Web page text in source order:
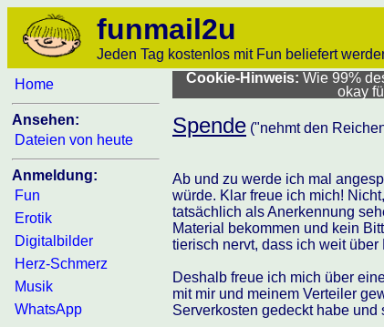
funmail2u
Jeden Tag kostenlos mit Fun beliefert
Home
Ansehen:
Dateien von heute
Anmeldung:
Fun
Erotik
Digitalbilder
Herz-Schmerz
Musik
WhatsApp
Cookie-Hinweis: Wie 99%
okay
Spende ("nehmt den
Ab und zu werde ich mal
würde. Klar freue ich mich!
tatsächlich als Anerkennung
Material bekommen und kein
tierisch nervt, dass ich weit
Deshalb freue ich mich über
mit mir und meinem Verteiler
Serverkosten gedeckt habe